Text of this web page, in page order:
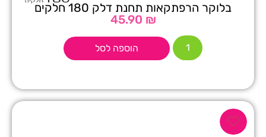
בלוקר הרפתקאות תחנת דלק 180 חלקים
45.90 ₪
הוספה לסל